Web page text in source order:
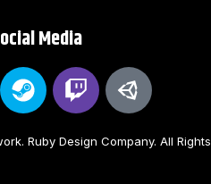
Media
Ruby Design Company. All Rights